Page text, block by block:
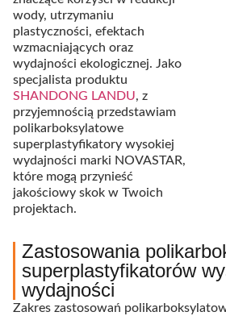
wody, utrzymaniu
plastyczności, efektach
wzmacniających oraz
wydajności ekologicznej. Jako
specjalista produktu
SHANDONG LANDU, z
przyjemnością przedstawiam
polikarboksylatowe
superplastyfikatory wysokiej
wydajności marki NOVASTAR,
które mogą przynieść
jakościowy skok w Twoich
projektach.
Zastosowania
superplastyfikatorów
wydajności
Zakres zastosowań